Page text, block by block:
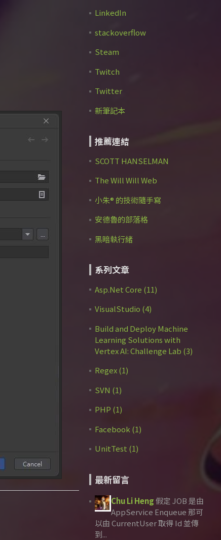
LinkedIn
stackoverflow
Steam
Twitch
Twitter
新筆記本
推薦連結
SCOTT HANSELMAN
The Will Will Web
小朱® 的技術隨手寫
安德魯的部落格
黑暗執行緒
系列文章
Asp.Net Core (11)
VisualStudio (4)
Build and Deploy Machine
Learning Solutions with
Vertex AI: Challenge Lab (3)
Regex (1)
SVN (1)
PHP (1)
Facebook (1)
UnitTest (1)
最新留言
Chu Li Heng 假定 JOB 是由
AppService Enqueue 那可
以由 CurrentUser 取得 Id 並傳
到...